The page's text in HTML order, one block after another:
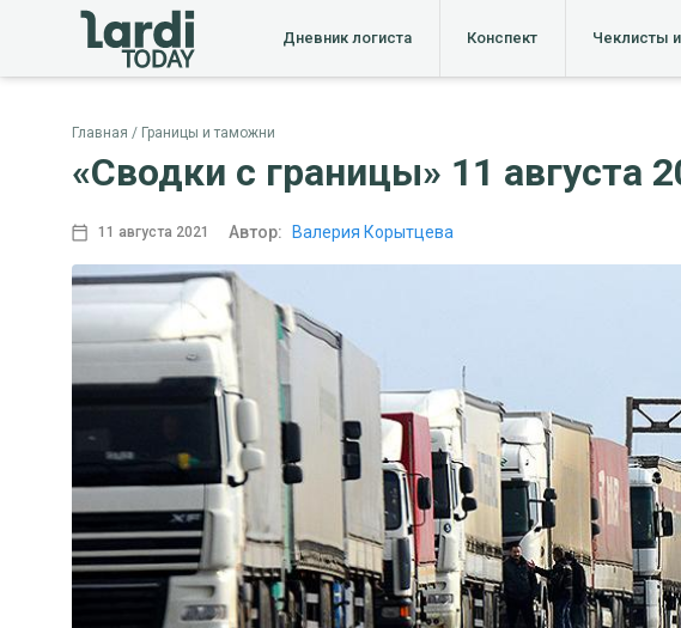
Дневник логиста Конспект Чеклисты
Главная Границы и таможни
«Сводки с границы» 11 августа
11 августа 2021 Автор: Валерия Корытцева